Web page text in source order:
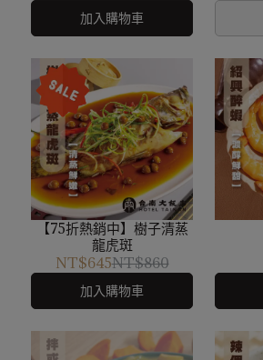
加入購物車
【75折熱銷中】樹子清蒸
龍虎斑
NT$645NT$860
加入購物車